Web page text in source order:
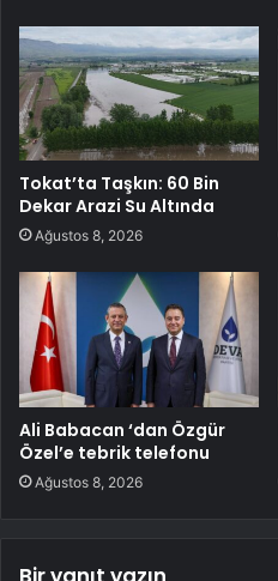
Tokat’ta Taşkın: 60 Bin
Dekar Arazi Su Altında
Ağustos 8, 2026
Ali Babacan ‘dan Özgür
Özel’e tebrik telefonu
Ağustos 8, 2026